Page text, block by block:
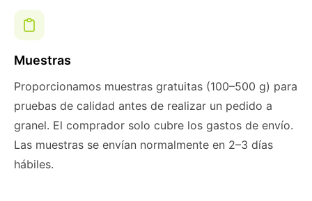
Muestras
Proporcionamos muestras gratuitas (100–500 g) para
pruebas de calidad antes de realizar un pedido a
granel. El comprador solo cubre los gastos de envío.
Las muestras se envían normalmente en 2–3 días
hábiles.